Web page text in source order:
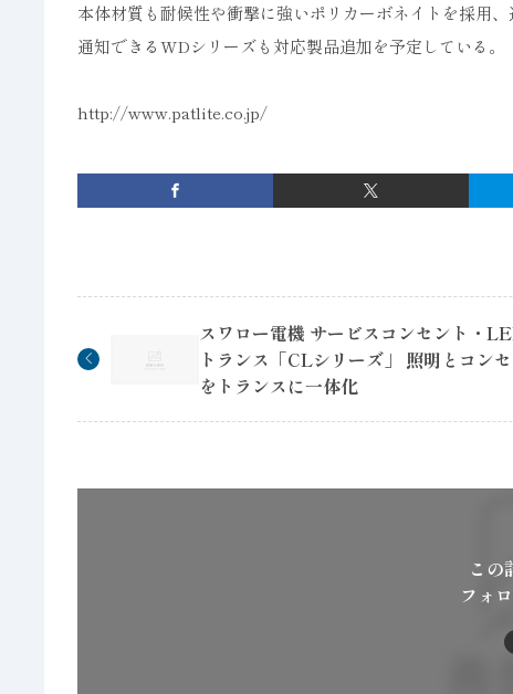
本体材質も耐候性や衝撃に強いポリカーボネイトを採用
通知できるWDシリーズも対応製品追加を予定している。
http://www.patlite.co.jp/
スワロー電機 サービスコンセント・
トランス「CLシリーズ」 照明とコン
をトランスに一体化
この
フォ